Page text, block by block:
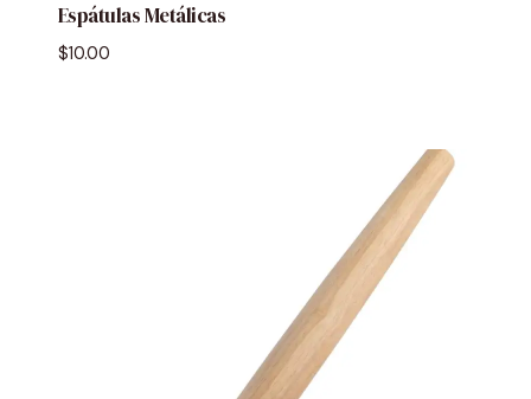
Espátulas Metálicas
$10.00